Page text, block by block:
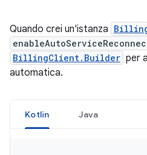
Quando crei un'istanza
BillingClient.Builder per
automatica.
Kotlin Java